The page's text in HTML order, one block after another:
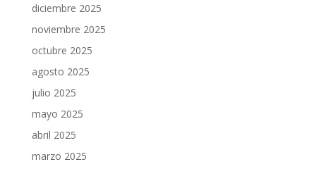
diciembre 2025
noviembre 2025
octubre 2025
agosto 2025
julio 2025
mayo 2025
abril 2025
marzo 2025